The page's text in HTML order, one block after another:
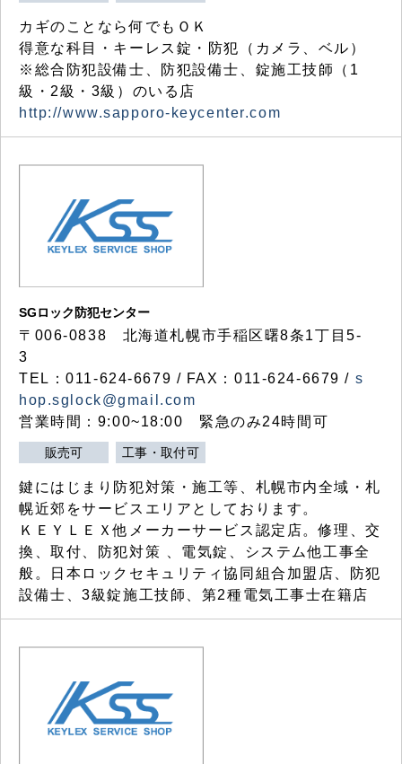
カギのことなら何でもＯＫ
得意な科目・キーレス錠・防犯（カメラ、ベル）
※総合防犯設備士、防犯設備士、錠施工技師（1
級・2級・3級）のいる店
http://www.sapporo-keycenter.com
SGロック防犯センター
〒006-0838 北海道札幌市手稲区曙8条1丁目5-
3
TEL：011-624-6679 / FAX：011-624-6679 / s
hop.sglock@gmail.com
営業時間：9:00~18:00 緊急のみ24時間可
販売可 工事・取付可
鍵にはじまり防犯対策・施工等、札幌市内全域・札
幌近郊をサービスエリアとしております。
ＫＥＹＬＥＸ他メーカーサービス認定店。修理、交
換、取付、防犯対策 、電気錠、システム他工事全
般。日本ロックセキュリティ協同組合加盟店、防犯
設備士、3級錠施工技師、第2種電気工事士在籍店